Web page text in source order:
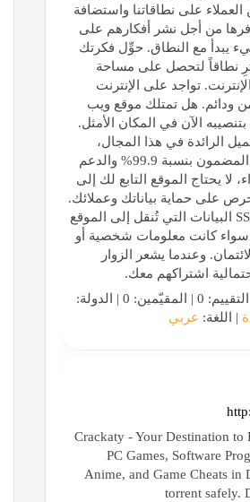
العملاء على نطاقاتنا واستضافة
من أجل نشر أفكارهم على
يبدأ مع النطاق. حوِّل فكرتك
نطاقاً لتحصل على مساحة
تواجد على الإنترنت
ودائم. هل تمتلك موقع ويب
بتنصيبه الآن في المكان الأمثل.
الرائدة في هذا المجال،
ووقت التشغيل المضمون بنسبة 99.9% والدعم
لا يحتاج الموقع التابع لك إلى
على حماية بياناتك وعملائك.
تحمي شهادة SSL البيانات التي تُنقل إلى الموقع
سواء كانت معلومات شخصية أو
وعندما يشعر الزوار
اشتراكهم معك.
| اللغة: عربي
Crackaty - Your Destination to
PC Games, Software
Anime, and Game Cheats in
torrent safely.